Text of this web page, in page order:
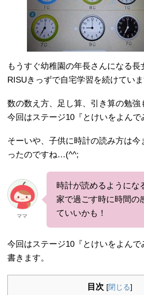
もうすぐ幼稚園の年長さんになる長
RISUきっずで自宅学習を続けていま
数の数え方、足し算、引き算の勉強
今回はステージ10『とけいをよんで
そーいや、子供に時計の読み方は今
ったのですね…(^^;
ママ
時計が読めるようにな
家で過ごす時に時間の
ていいかも！
今回はステージ10『とけいをよんで
書きます。
目次 [閉じる]